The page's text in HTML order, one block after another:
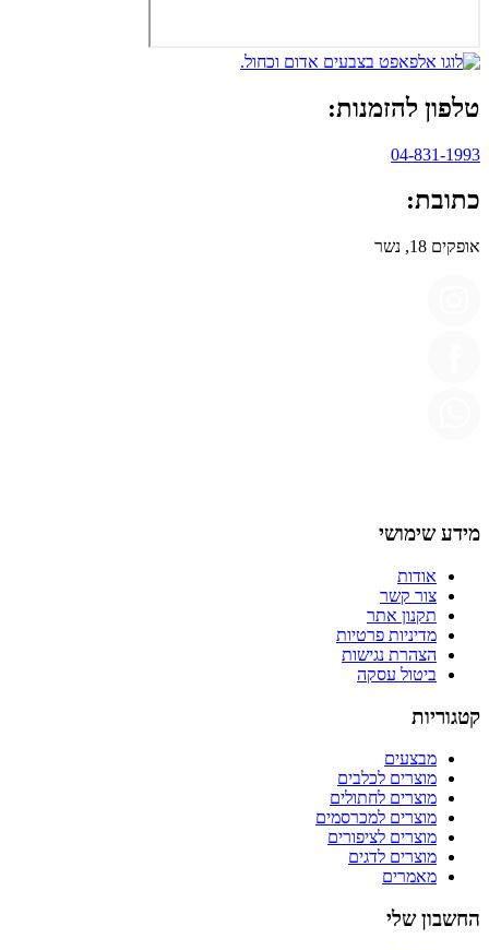
טלפון להזמנות:
04-831-1993
כתובת:
אופקים 18, נשר
מידע שימושי
אודות
צור קשר
תקנון אתר
מדיניות פרטיות
הצהרת נגישות
ביטול עסקה
קטגוריות
מבצעים
מוצרים לכלבים
מוצרים לחתולים
מוצרים למכרסמים
מוצרים לציפורים
מוצרים לדגים
מאמרים
החשבון שלי